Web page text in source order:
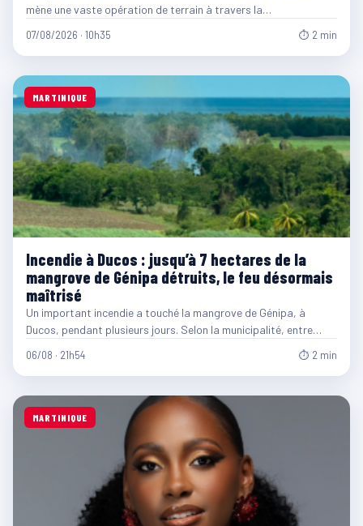
mène une vaste opération de terrain à travers la…
07/08/2026 · 10h35 ⏱ 2 min
MARTINIQUE
Incendie à Ducos : jusqu’à 7 hectares de la
mangrove de Génipa détruits, le feu désormais
maîtrisé
Un important incendie a touché la mangrove de Génipa, à
Ducos, pendant plusieurs jours. Selon la municipalité, entre…
06/08 · 21h54 ⏱ 2 min
MARTINIQUE